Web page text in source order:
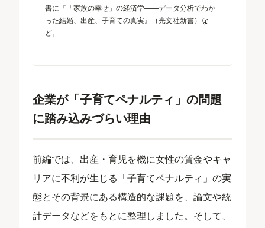
書に『「家族の幸せ」の経済学——データ分析でわか
った結婚、出産、子育ての真実』（光文社新書）な
ど。
企業が「子育てペナルティ」の問題
に踏み込みづらい理由
前編では、出産・育児を機に女性の賃金やキャ
リアに不利が生じる「子育てペナルティ」の実
態とその背景にある構造的な課題を、論文や統
計データなどをもとに整理しました。そして、